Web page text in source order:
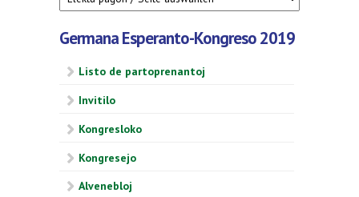
Germana Esperanto-Kongreso 2019
Listo de partoprenantoj
Invitilo
Kongresloko
Kongresejo
Alvenebloj